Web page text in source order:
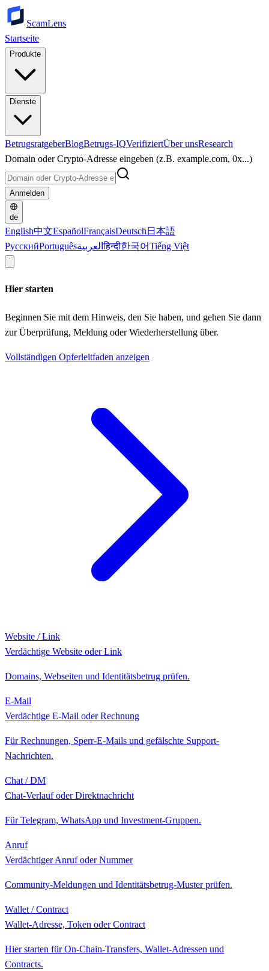
ScamLens
Startseite
Produkte
Dienste
BetrugsratgeberBlogBetrugs-IQVerifiziertÜber unsResearch
Domain oder Crypto-Adresse eingeben (z.B. example.com, 0x...)
Anmelden
de
English中文EspañolFrançaisDeutsch 日本語
РусскийPortuguêsالعربيةहिन्दी한국어Tiếng Việt
Hier starten
Beginnen Sie mit dem Hinweis, den Sie haben, und gehen Sie dann
zur Überprüfung, Meldung oder Wiederherstellung über.
Vollständigen Opferleitfaden anzeigen
Website / Link
Verdächtige Website oder Link
Domains, Webseiten und Identitätsbetrug prüfen.
E-Mail
Verdächtige E-Mail oder Rechnung
Für Rechnungen, Sperr-E-Mails und gefälschte Support-
Nachrichten.
Chat / DM
Chat-Verlauf oder Direktnachricht
Für Telegram, WhatsApp und Investment-Gruppen.
Anruf
Verdächtiger Anruf oder Nummer
Community-Meldungen und Identitätsbetrug-Muster prüfen.
Wallet / Contract
Wallet-Adresse, Token oder Contract
Hier starten für On-Chain-Transfers, Wallet-Adressen und
Contracts.